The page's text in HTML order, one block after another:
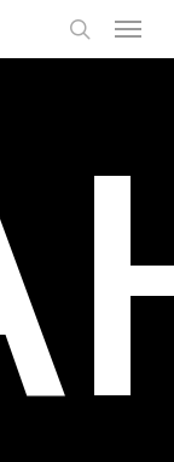
search
Menu